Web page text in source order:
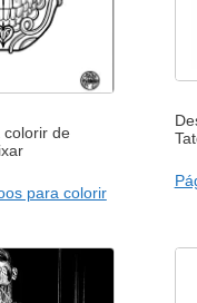
colorir de
para colorir